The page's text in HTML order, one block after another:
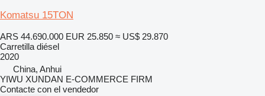
Komatsu 15TON
ARS 44.690.000 EUR 25.850 ≈ US$ 29.870
Carretilla diésel
2020
China, Anhui
YIWU XUNDAN E-COMMERCE FIRM
Contacte con el vendedor